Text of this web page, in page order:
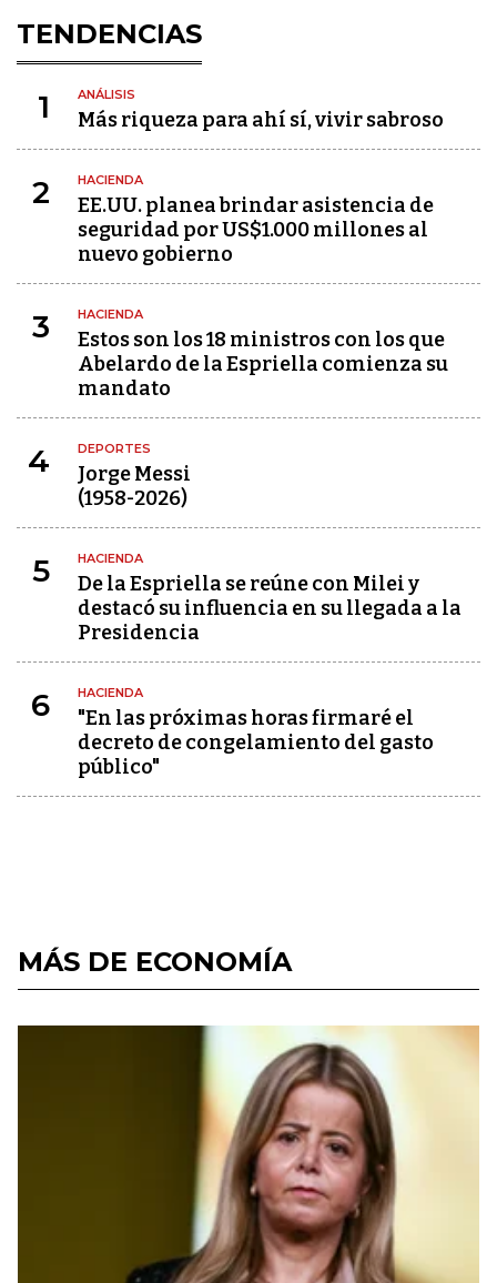
TENDENCIAS
1 ANÁLISIS
Más riqueza para ahí sí, vivir sabroso
2 HACIENDA
EE.UU. planea brindar asistencia de
seguridad por US$1.000 millones al
nuevo gobierno
3 HACIENDA
Estos son los 18 ministros con los que
Abelardo de la Espriella comienza su
mandato
4 DEPORTES
Jorge Messi
(1958-2026)
5 HACIENDA
De la Espriella se reúne con Milei y
destacó su influencia en su llegada a la
Presidencia
6 HACIENDA
"En las próximas horas firmaré el
decreto de congelamiento del gasto
público"
MÁS DE ECONOMÍA